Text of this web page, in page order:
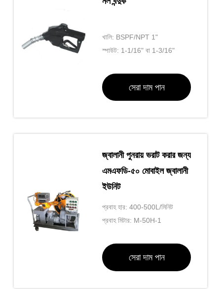
খালি: BSPF/NPT 1"
স্পাউট: 1-1/16" বা 1-3/16"
সেরা দাম পান
জ্বালানী পুনরায় ভরাট করার জন্য
এমএফডি-৫০ মোবাইল জ্বালানী
ইউনিট
প্রবাহ হার: 400-500L/মিনিট
প্রবাহ মিটার: M-50H-1
সেরা দাম পান